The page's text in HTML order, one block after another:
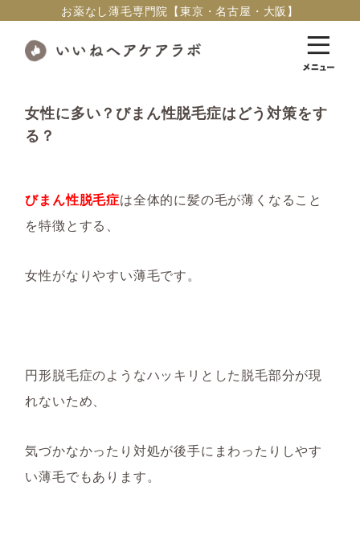
お薬なし薄毛専門院【東京・名古屋・大阪】
女性に多い？びまん性脱毛症はどう対策をす
る？
びまん性脱毛症は全体的に髪の毛が薄くなること
を特徴とする、
女性がなりやすい薄毛です。
円形脱毛症のようなハッキリとした脱毛部分が現
れないため、
気づかなかったり対処が後手にまわったりしやす
い薄毛でもあります。